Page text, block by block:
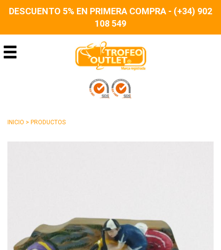
DESCUENTO 5% EN PRIMERA COMPRA - (+34) 902
108 549
INICIO > PRODUCTOS